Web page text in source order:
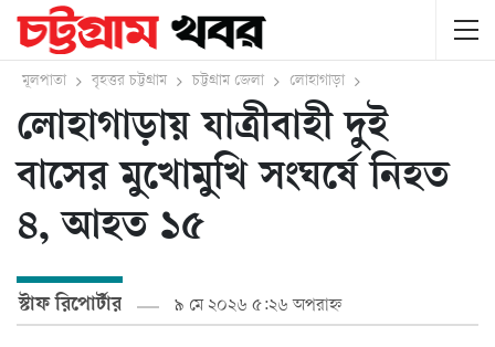
মূলপাতা বৃহত্তর চট্টগ্রাম চট্টগ্রাম জেলা লোহাগাড়া
লোহাগাড়ায় যাত্রীবাহী দুই
বাসের মুখোমুখি সংঘর্ষে নিহত
৪, আহত ১৫
স্টাফ রিপোর্টার ৯ মে ২০২৬ ৫:২৬ অপরাহ্ন